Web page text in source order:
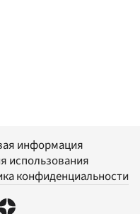
информация
использования
конфиденциальности